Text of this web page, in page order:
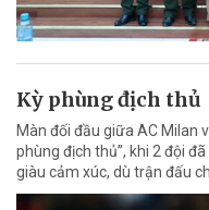
Kỳ phùng địch thủ
Màn đối đầu giữa AC Milan
phùng địch thủ”, khi 2 đội
giàu cảm xúc, dù trận đấu